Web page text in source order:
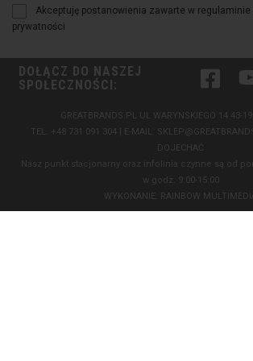
Akceptuję postanowienia zawarte w regulaminie
prywatności
DOŁĄCZ DO NASZEJ
SPOŁECZNOŚCI:
GREATBRANDS.PL UL.WARYNSKIEGO 14 43-
+48 731 091 304 | E-MAIL:
DOJECHAĆ
Nasz punkt stacjonarny oraz infolinia czynne są od
w godz. 9:00-15:00
WYKONANIE:
RAINBOW